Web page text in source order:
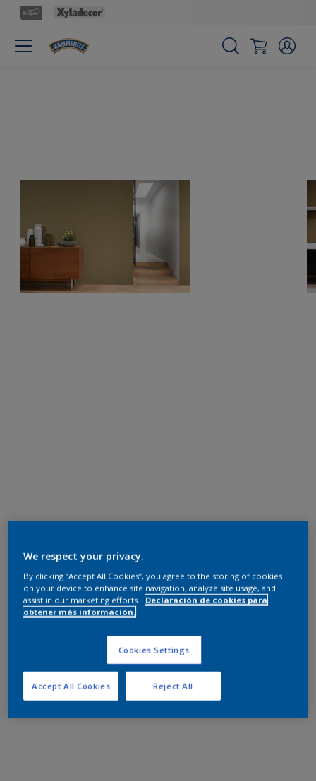
We respect your privacy.
By clicking “Accept All Cookies”, you agree to the storing of cookies
on your device to enhance site navigation, analyze site usage, and
assist in our marketing efforts.
Declaración de cookies para
obtener más información.
Cookies Settings
Reject All
Accept All Cookies